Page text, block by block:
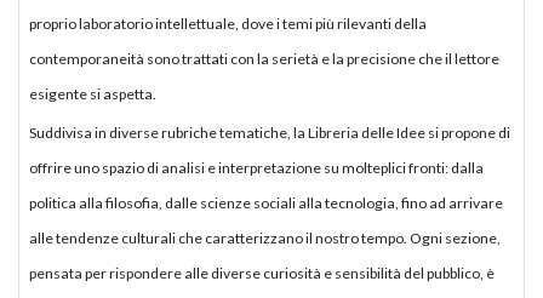
proprio laboratorio intellettuale, dove i temi più rilevanti della
contemporaneità sono trattati con la serietà e la precisione che il lettore
esigente si aspetta.
Suddivisa in diverse rubriche tematiche, la Libreria delle Idee si propone di
offrire uno spazio di analisi e interpretazione su molteplici fronti: dalla
politica alla filosofia, dalle scienze sociali alla tecnologia, fino ad arrivare
alle tendenze culturali che caratterizzano il nostro tempo. Ogni sezione,
pensata per rispondere alle diverse curiosità e sensibilità del pubblico, è